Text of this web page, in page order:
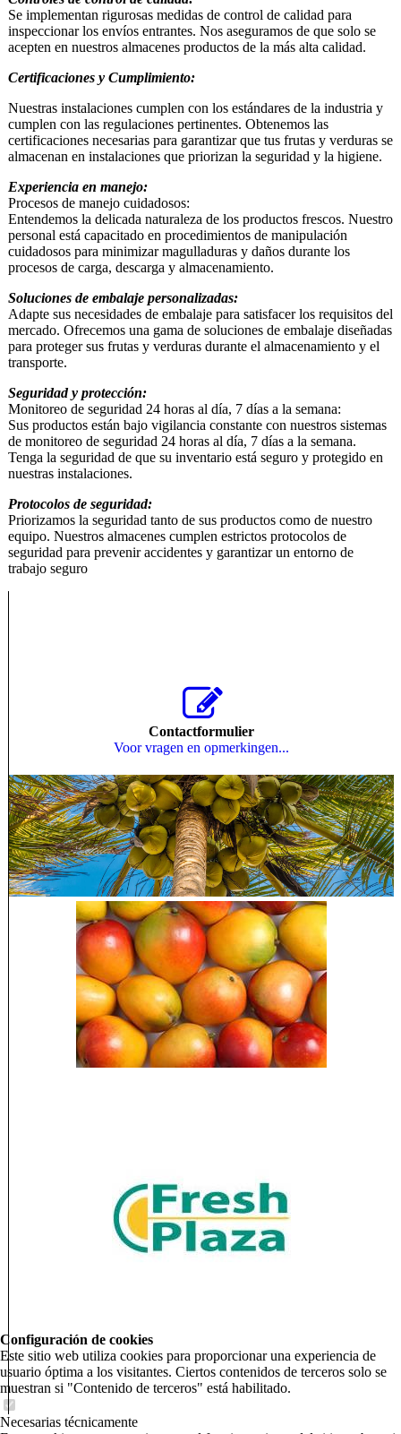
Se implementan rigurosas medidas de control de calidad para
inspeccionar los envíos entrantes. Nos aseguramos de que solo se
acepten en nuestros almacenes productos de la más alta calidad.
Certificaciones y Cumplimiento:
Nuestras instalaciones cumplen con los estándares de la industria y
cumplen con las regulaciones pertinentes. Obtenemos las
certificaciones necesarias para garantizar que tus frutas y verduras se
almacenan en instalaciones que priorizan la seguridad y la higiene.
Experiencia en manejo:
Procesos de manejo cuidadosos:
Entendemos la delicada naturaleza de los productos frescos. Nuestro
personal está capacitado en procedimientos de manipulación
cuidadosos para minimizar magulladuras y daños durante los
procesos de carga, descarga y almacenamiento.
Soluciones de embalaje personalizadas:
Adapte sus necesidades de embalaje para satisfacer los requisitos del
mercado. Ofrecemos una gama de soluciones de embalaje diseñadas
para proteger sus frutas y verduras durante el almacenamiento y el
transporte.
Seguridad y protección:
Monitoreo de seguridad 24 horas al día, 7 días a la semana:
Sus productos están bajo vigilancia constante con nuestros sistemas
de monitoreo de seguridad 24 horas al día, 7 días a la semana.
Tenga la seguridad de que su inventario está seguro y protegido en
nuestras instalaciones.
Protocolos de seguridad:
Priorizamos la seguridad tanto de sus productos como de nuestro
equipo. Nuestros almacenes cumplen estrictos protocolos de
seguridad para prevenir accidentes y garantizar un entorno de
trabajo seguro
Contactformulier
Voor vragen en opmerkingen...
Configuración de cookies
Este sitio web utiliza cookies para proporcionar una experiencia de
usuario óptima a los visitantes. Ciertos contenidos de terceros solo se
muestran si "Contenido de terceros" está habilitado.
Necesarias técnicamente